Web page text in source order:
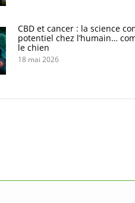
CBD et cancer : la science
potentiel chez l’humain…
le chien
18 mai 2026